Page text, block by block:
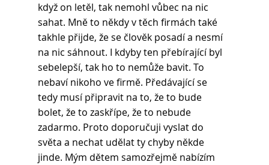
když on letěl, tak nemohl vůbec na nic
sahat. Mně to někdy v těch firmách také
takhle přijde, že se člověk posadí a nesmí
na nic sáhnout. I kdyby ten přebírající byl
sebelepší, tak ho to nemůže bavit. To
nebaví nikoho ve firmě. Předávající se
tedy musí připravit na to, že to bude
bolet, že to zaskřípe, že to nebude
zadarmo. Proto doporučuji vyslat do
světa a nechat udělat ty chyby někde
jinde. Mým dětem samozřejmě nabízím